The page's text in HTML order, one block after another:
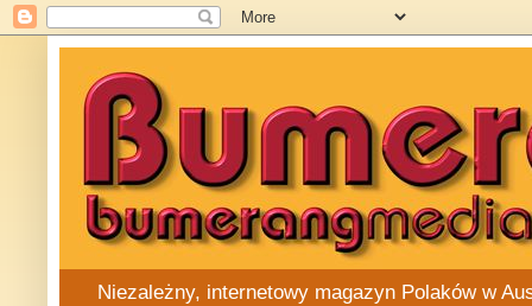
Niezależny, internetowy magazyn Polaków w